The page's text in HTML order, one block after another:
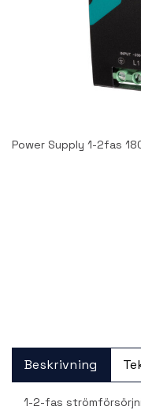
Power Supply 1-2fas
Beskrivning
1-2-fas